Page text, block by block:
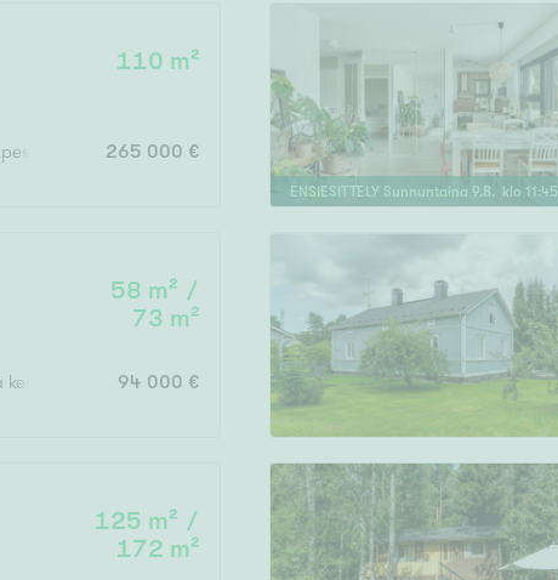
Vain uudiskohteet
tai merinäköala
110 m²
265 000 €
ENSIESITTELY Sunnuntaina 9.8. klo 11 :45
58 m² /
73 m²
kesähuone + 23 m2:n huone tal.rakennuksessa
94 000 €
125 m² /
172 m²